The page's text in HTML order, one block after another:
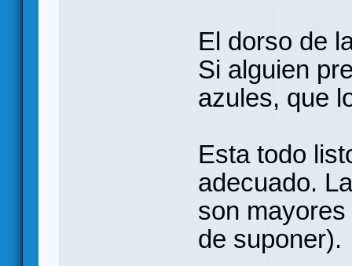
El dorso de
Si alguien
azules, que
Esta todo
adecuado.
son
de suponer).